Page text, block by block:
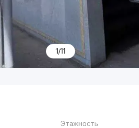
1/11
Этажность